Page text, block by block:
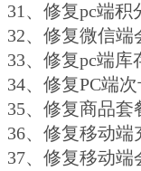
31、修复pc端
32、修复微信端
33、修复pc端库
34、修复PC端
35、修复商品
36、修复移动
37、修复移动